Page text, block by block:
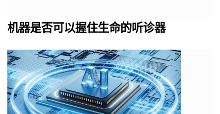
机器是否可以握住生命的听诊器